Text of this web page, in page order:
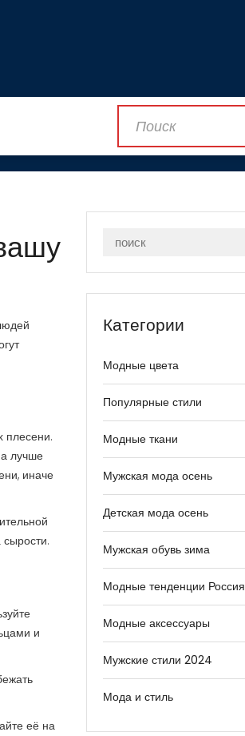
плесени.
лучше
иначе
и
её на
Категории
Модные цвета
Популярные стили
Модные ткани
Мужская мода осень
Детская мода осень
Мужская обувь зима
Модные тенденции Россия
Модные аксессуары
Мужские стили 2024
Мода и стиль